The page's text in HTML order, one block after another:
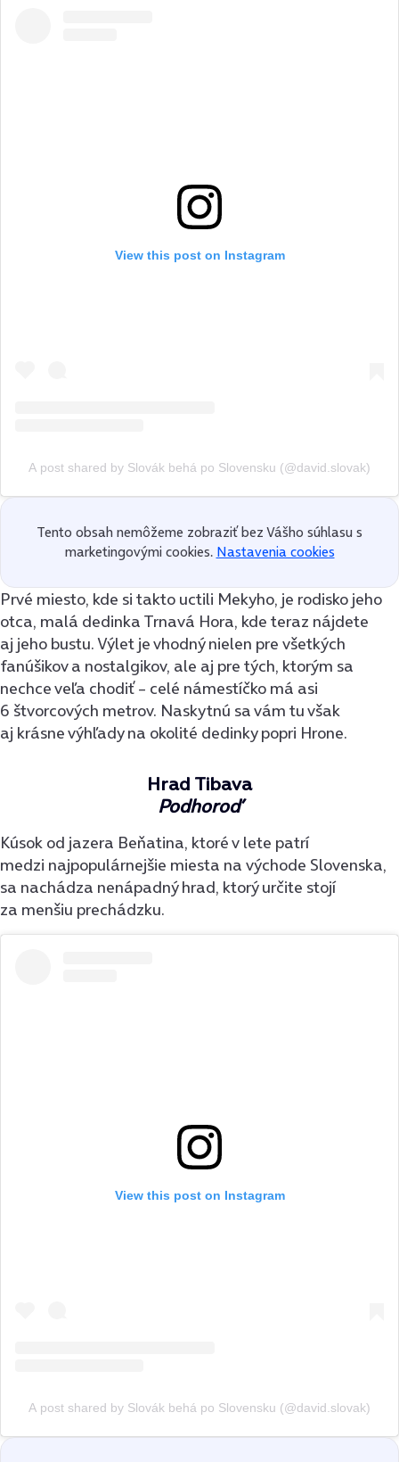
View this post on Instagram
A post shared by Slovák behá po Slovensku (@david.slovak)
Tento obsah nemôžeme zobraziť bez Vášho súhlasu s
marketingovými cookies. Nastavenia cookies
Prvé miesto, kde si takto uctili Mekyho, je rodisko jeho
otca, malá dedinka Trnavá Hora, kde teraz nájdete
aj jeho bustu. Výlet je vhodný nielen pre všetkých
fanúšikov a nostalgikov, ale aj pre tých, ktorým sa
nechce veľa chodiť – celé námestíčko má asi
6 štvorcových metrov. Naskytnú sa vám tu však
aj krásne výhľady na okolité dedinky popri Hrone.
Hrad Tibava
Podhoroď
Kúsok od jazera Beňatina, ktoré v lete patrí
medzi najpopulárnejšie miesta na východe Slovenska,
sa nachádza nenápadný hrad, ktorý určite stojí
za menšiu prechádzku.
View this post on Instagram
A post shared by Slovák behá po Slovensku (@david.slovak)